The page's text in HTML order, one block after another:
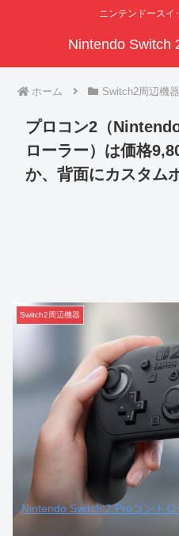
ニンテンドースイ
Nintendo Switch
ホーム Switch2周辺機器
プロコン2（
ローラー）は価格
か、背面にカスタム
Switch2周辺機器
Nintendo Switch 2 Proコント